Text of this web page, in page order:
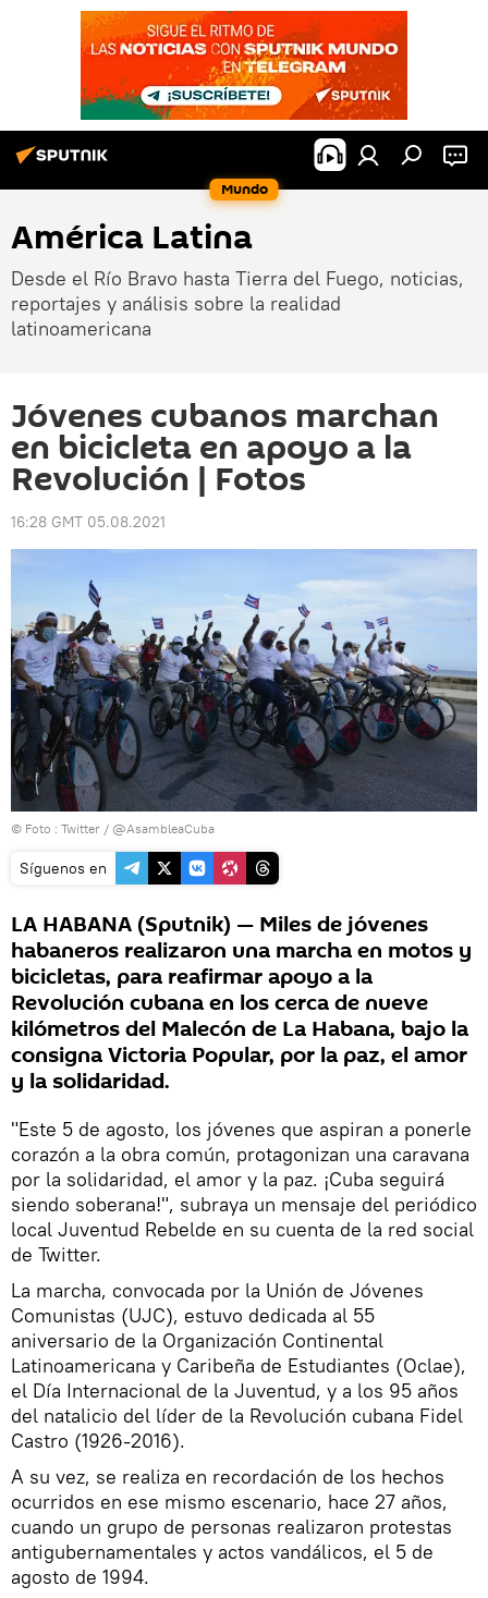
Mundo
América Latina
Desde el Río Bravo hasta Tierra del Fuego, noticias,
reportajes y análisis sobre la realidad
latinoamericana
Jóvenes cubanos marchan
en bicicleta en apoyo a la
Revolución | Fotos
16:28 GMT 05.08.2021
© Foto : Twitter / @AsambleaCuba
Síguenos en
LA HABANA (Sputnik) — Miles de jóvenes
habaneros realizaron una marcha en motos y
bicicletas, para reafirmar apoyo a la
Revolución cubana en los cerca de nueve
kilómetros del Malecón de La Habana, bajo la
consigna Victoria Popular, por la paz, el amor
y la solidaridad.
"Este 5 de agosto, los jóvenes que aspiran a ponerle
corazón a la obra común, protagonizan una caravana
por la solidaridad, el amor y la paz. ¡Cuba seguirá
siendo soberana!", subraya un mensaje del periódico
local Juventud Rebelde en su cuenta de la red social
de Twitter.
La marcha, convocada por la Unión de Jóvenes
Comunistas (UJC), estuvo dedicada al 55
aniversario de la Organización Continental
Latinoamericana y Caribeña de Estudiantes (Oclae),
el Día Internacional de la Juventud, y a los 95 años
del natalicio del líder de la Revolución cubana Fidel
Castro (1926-2016).
A su vez, se realiza en recordación de los hechos
ocurridos en ese mismo escenario, hace 27 años,
cuando un grupo de personas realizaron protestas
antigubernamentales y actos vandálicos, el 5 de
agosto de 1994.